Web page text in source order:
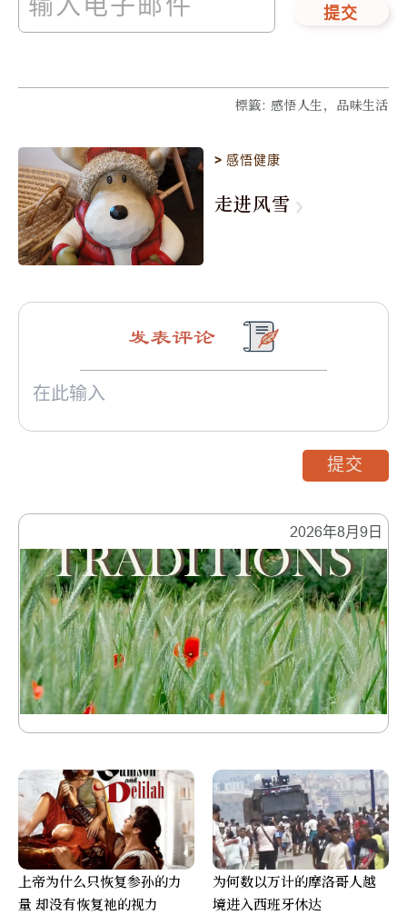
提交
標籤: 感悟人生，品味生活
>感悟健康
走进风雪
2026年8月9日
发表评论
提交
上帝为什么只恢复参孙的力
量 却没有恢复祂的视力
为何数以万计的摩洛哥人越
境进入西班牙休达